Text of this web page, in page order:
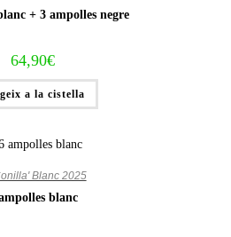
+ 3 ampolles negre
64,90€
a la cistella
Blanc 2025
blanc